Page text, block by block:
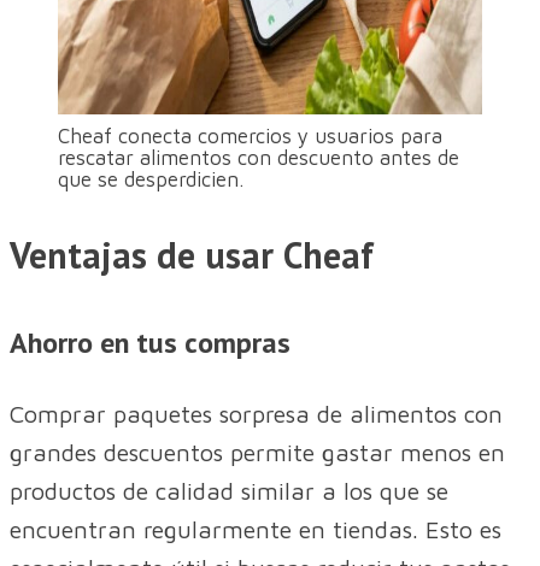
Cheaf conecta comercios y usuarios para
rescatar alimentos con descuento antes de
que se desperdicien.
Ventajas de usar Cheaf
Ahorro en tus compras
Comprar paquetes sorpresa de alimentos con
grandes descuentos permite gastar menos en
productos de calidad similar a los que se
encuentran regularmente en tiendas. Esto es